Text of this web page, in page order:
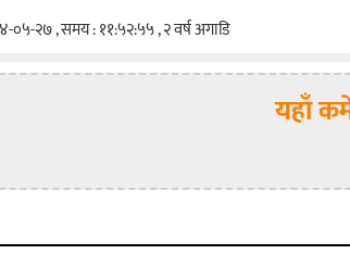
०५-२७ , समय : ११:५२:५५ , २ वर्ष अगाडि
यहाँ